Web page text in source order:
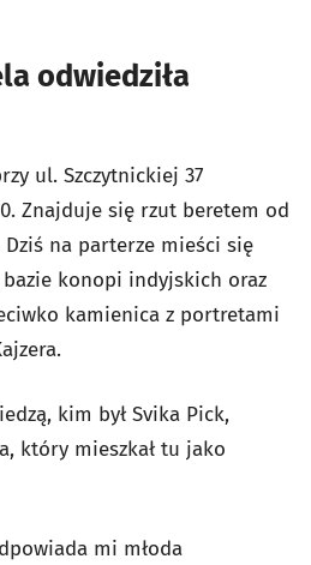
odwiedziła
ul. Szczytnickiej 37
Znajduje się rzut beretem od
na parterze mieści się
konopi indyjskich oraz
kamienica z portretami
kim był Svika Pick,
który mieszkał tu jako
mi młoda